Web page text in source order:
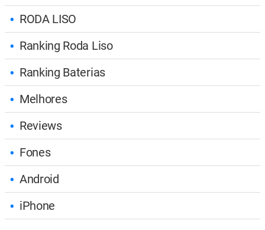
RODA LISO
Ranking Roda Liso
Ranking Baterias
Melhores
Reviews
Fones
Android
iPhone